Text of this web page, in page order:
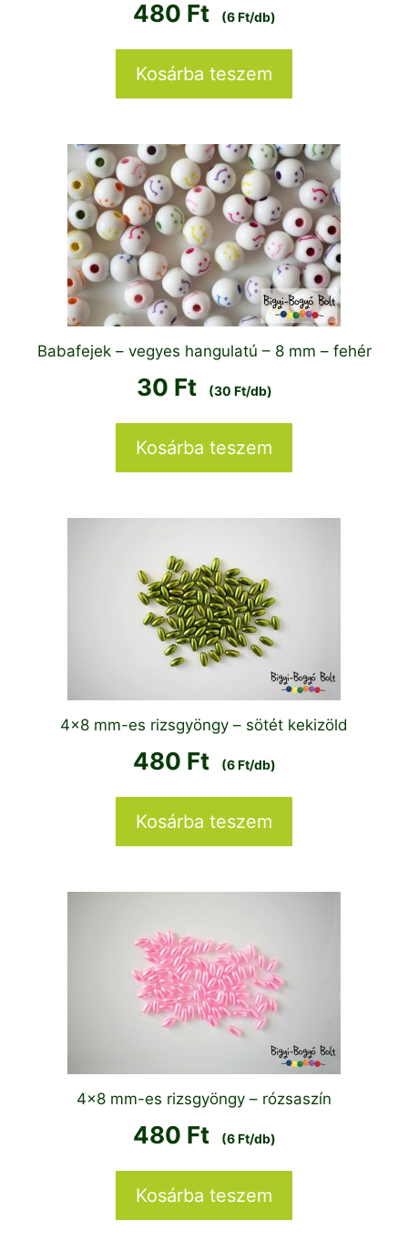
480 Ft (6 Ft/db)
Kosárba teszem
Babafejek – vegyes hangulatú – 8 mm – fehér
30 Ft (30 Ft/db)
Kosárba teszem
4×8 mm-es rizsgyöngy – sötét kekizöld
480 Ft (6 Ft/db)
Kosárba teszem
4×8 mm-es rizsgyöngy – rózsaszín
480 Ft (6 Ft/db)
Kosárba teszem